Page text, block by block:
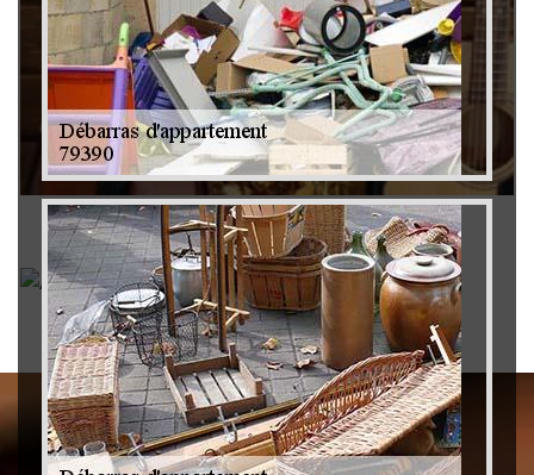
Rachat instrument de musique 79
Achat antiquité 79